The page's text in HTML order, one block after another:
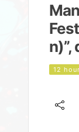
n)”,
12